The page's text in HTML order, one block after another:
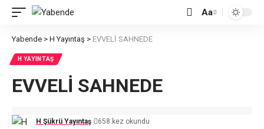
Font
Aa
Yabende > H Yayıntaş > EVVELİ SAHNEDE
H YAYINTAŞ
EVVELİ SAHNEDE
H Şükrü Yayıntaş 658 kez okundu